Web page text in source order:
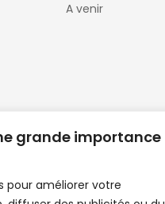
grande importance
pour améliorer votre
A venir